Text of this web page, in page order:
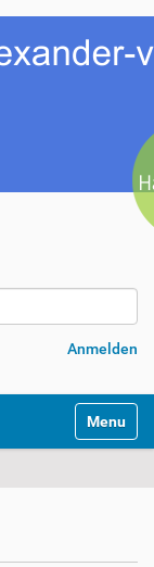
Anmelden
Toggle